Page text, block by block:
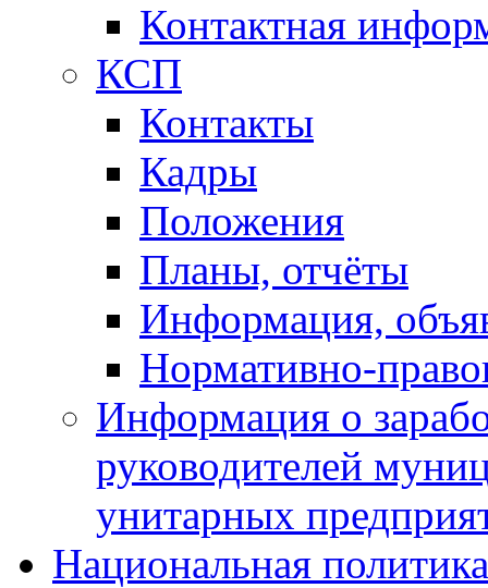
Контактная
КСП
Контакты
Кадры
Положения
Планы, отчёты
Информация,
Нормативно-
Информация о
руководителей
унитарных
Национальная политика